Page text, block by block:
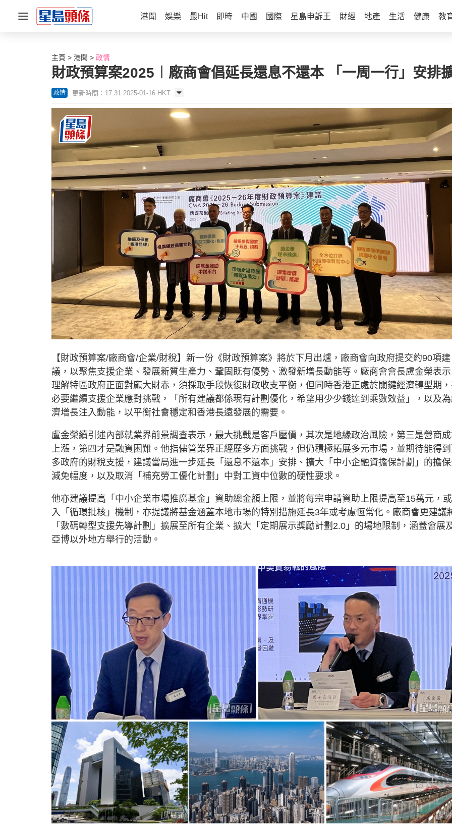
港聞 娛樂 最Hit 即時 中國 國際 星島申訴王 財經 地產 生活 健康 教
主頁 港聞 政情
財政預算案2025︱廠商會倡延長還息不還本 「一周一行」安排
政情 更新時間：17:31 2025-01-16 HKT
【財政預算案/廠商會/企業/財稅】新一份《財政預算案》將於下月出爐，廠商會向政府提交約90項建
議，以聚焦支援企業、發展新質生產力、鞏固既有優勢、激發新增長動能等。廠商會會長盧金榮表示
理解特區政府正面對龐大財赤，須採取手段恢復財政收支平衡，但同時香港正處於關鍵經濟轉型期
必要繼續支援企業應對挑戰，「所有建議都係現有計劃優化，希望用少少錢達到乘數效益」，以及
濟增長注入動能，以平衡社會穩定和香港長遠發展的需要。
盧金榮續引述內部就業界前景調查表示，最大挑戰是客戶壓價，其次是地緣政治風險，第三是營商
上漲，第四才是融資困難。他指儘管業界正經歷多方面挑戰，但仍積極拓展多元市場，並期待能得到
多政府的財稅支援，建議當局進一步延長「還息不還本」安排、擴大「中小企融資擔保計劃」的擔
減免幅度，以及取消「補充勞工優化計劃」中對工資中位數的硬性要求。
他亦建議提高「中小企業市場推廣基金」資助總金額上限，並將每宗申請資助上限提高至15萬元，或
入「循環批核」機制，亦提議將基金涵蓋本地市場的特別措施延長3年或考慮恆常化。廠商會更建議
「數碼轉型支援先導計劃」擴展至所有企業、擴大「定期展示獎勵計劃2.0」的場地限制，涵蓋會展
亞博以外地方舉行的活動。